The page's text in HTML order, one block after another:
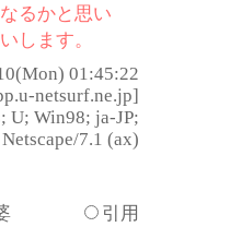
るかと思い
します。
01:45:22
netsurf.ne.jp]
U; Win98; ja-JP;
7.1 (ax)
引用